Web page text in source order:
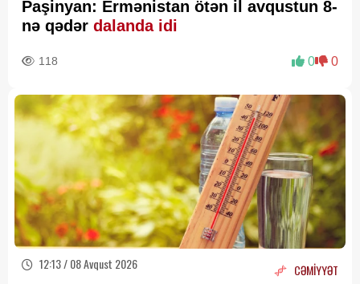
Paşinyan: Ermənistan ötən il avqustun 8-
nə qədər dalanda idi
118 0 0
12:13 / 08 Avqust 2026 CƏMİYYƏT